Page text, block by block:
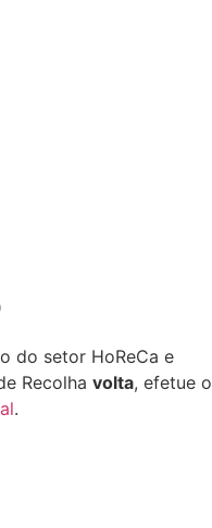
do setor HoReCa e
Recolha volta, efetue o
.